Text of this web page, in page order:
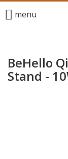
menu
BeHello
Stand -